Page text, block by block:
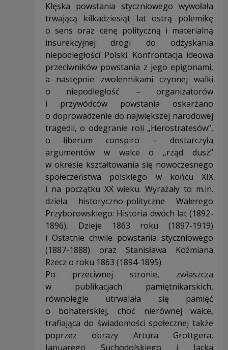
Klęska powstania styczniowego wywołała
trwającą kilkadziesiąt lat ostrą polemikę
o sens oraz cenę polityczną i materialną
insurekcyjnej drogi do odzyskania
niepodległości Polski. Konfrontacja ideowa
przeciwników powstania z jego epigonami,
a następnie zwolennikami czynnej walki
o niepodległość – organizatorów
i przywódców powstania oskarżano
o doprowadzenie do największej narodowej
tragedii, o odegranie roli „Herostratesów”,
o liberum conspiro – dostarczyła
argumentów w walce o „rząd dusz”
w okresie kształtowania się nowoczesnego
społeczeństwa polskiego w końcu XIX
i na początku XX wieku. Wyrażały to m.in.
dzieła historyczno-polityczne Walerego
Przyborowskiego: Historia dwóch lat (1892-
1896), Dzieje 1863 roku (1897-1919)
i Ostatnie chwile powstania styczniowego
(1887-1888) oraz Stanisława Koźmiana
Rzecz o roku 1863 (1894-1895).
Po przeciwnej stronie, zwłaszcza
w publikacjach pamiętnikarskich,
równolegle utrwalała się pamięć
o bohaterskiej, choć nierównej walce,
trafiająca do świadomości społecznej także
poprzez obrazy Artura Grottgera,
Januarego Suchodolskiego i Jacka